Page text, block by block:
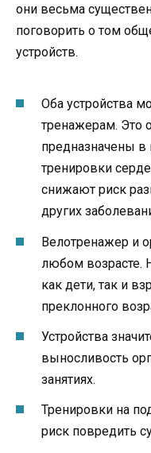
они весьма
поговорить о том
устройств.
Оба устройства
тренажерам. Это
предназначены
тренировки
снижают риск
других
Велотренажер и
любом возрасте.
как дети, так и
преклонного
Устройства
выносливость
занятиях.
Тренировки на
риск повредить